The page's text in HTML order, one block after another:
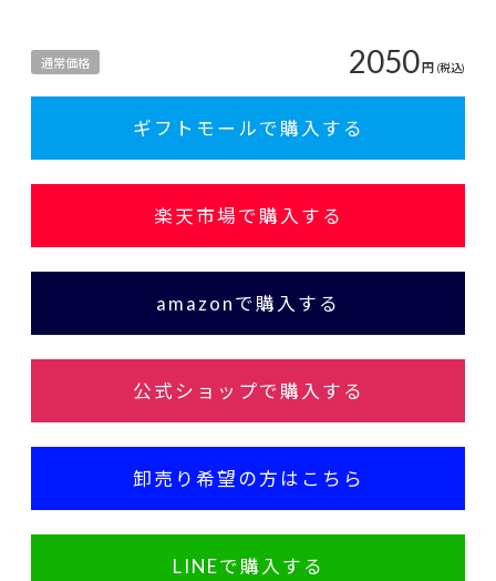
通常価格 2050円 (税込)
ギフトモールで購入する
楽天市場で購入する
amazonで購入する
公式ショップで購入する
卸売り希望の方はこちら
LINEで購入する